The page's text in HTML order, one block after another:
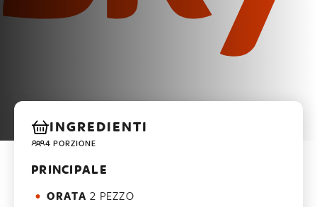
INGREDIENTI
4 PORZIONE
PRINCIPALE
ORATA 2 PEZZO